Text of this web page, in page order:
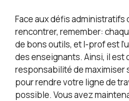
Face aux défis
rencontrer, remember:
de bons outils, et I-prof est
des enseignants. Ainsi, il est
responsabilité de maximiser
pour rendre votre ligne de
possible. Vous avez